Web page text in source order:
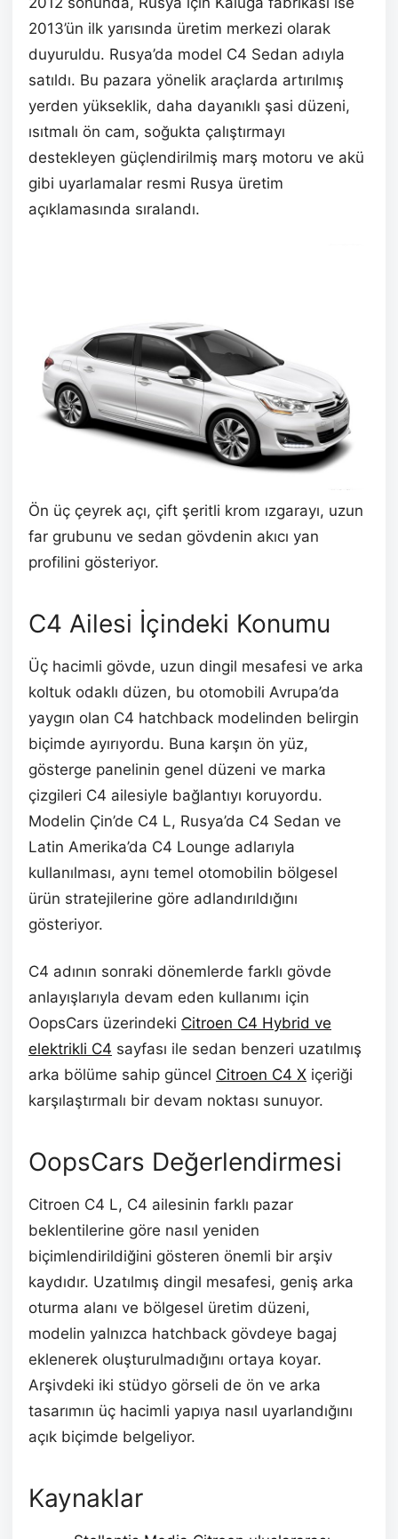
2013’ün ilk yarısında üretim merkezi olarak
duyuruldu. Rusya’da model C4 Sedan adıyla
satıldı. Bu pazara yönelik araçlarda artırılmış
yerden yükseklik, daha dayanıklı şasi düzeni,
ısıtmalı ön cam, soğukta çalıştırmayı
destekleyen güçlendirilmiş marş motoru ve akü
gibi uyarlamalar resmi Rusya üretim
açıklamasında sıralandı.
Ön üç çeyrek açı, çift şeritli krom ızgarayı, uzun
far grubunu ve sedan gövdenin akıcı yan
profilini gösteriyor.
C4 Ailesi İçindeki Konumu
Üç hacimli gövde, uzun dingil mesafesi ve arka
koltuk odaklı düzen, bu otomobili Avrupa’da
yaygın olan C4 hatchback modelinden belirgin
biçimde ayırıyordu. Buna karşın ön yüz,
gösterge panelinin genel düzeni ve marka
çizgileri C4 ailesiyle bağlantıyı koruyordu.
Modelin Çin’de C4 L, Rusya’da C4 Sedan ve
Latin Amerika’da C4 Lounge adlarıyla
kullanılması, aynı temel otomobilin bölgesel
ürün stratejilerine göre adlandırıldığını
gösteriyor.
C4 adının sonraki dönemlerde farklı gövde
anlayışlarıyla devam eden kullanımı için
OopsCars üzerindeki Citroen C4 Hybrid ve
elektrikli C4 sayfası ile sedan benzeri uzatılmış
arka bölüme sahip güncel Citroen C4 X içeriği
karşılaştırmalı bir devam noktası sunuyor.
OopsCars Değerlendirmesi
Citroen C4 L, C4 ailesinin farklı pazar
beklentilerine göre nasıl yeniden
biçimlendirildiğini gösteren önemli bir arşiv
kaydıdır. Uzatılmış dingil mesafesi, geniş arka
oturma alanı ve bölgesel üretim düzeni,
modelin yalnızca hatchback gövdeye bagaj
eklenerek oluşturulmadığını ortaya koyar.
Arşivdeki iki stüdyo görseli de ön ve arka
tasarımın üç hacimli yapıya nasıl uyarlandığını
açık biçimde belgeliyor.
Kaynaklar